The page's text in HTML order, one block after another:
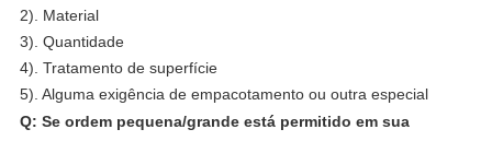
2). Material
3). Quantidade
4). Tratamento de superfície
5). Alguma exigência de empacotamento ou outra especial
Q: Se ordem pequena/grande está permitido em sua